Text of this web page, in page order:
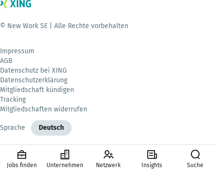
© New Work SE | Alle Rechte vorbehalten
Impressum
AGB
Datenschutz bei XING
Datenschutzerklärung
Mitgliedschaft kündigen
Tracking
Mitgliedschaften widerrufen
Sprache Deutsch
Jobs finden Unternehmen Netzwerk Insights Suche